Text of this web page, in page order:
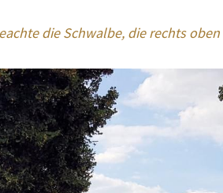
die Schwalbe, die rechts